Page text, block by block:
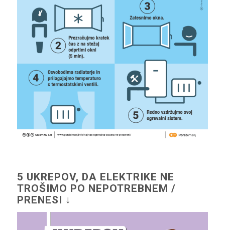
5 UKREPOV, DA ELEKTRIKE NE
TROŠIMO PO NEPOTREBNEM /
PRENESI ↓